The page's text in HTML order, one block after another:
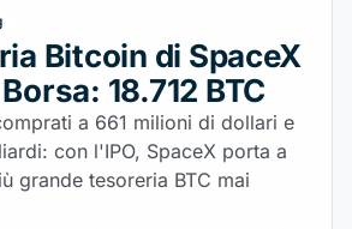
Bitcoin di SpaceX
18.712 BTC
a 661 milioni di dollari e
con l'IPO, SpaceX porta a
grande tesoreria BTC mai